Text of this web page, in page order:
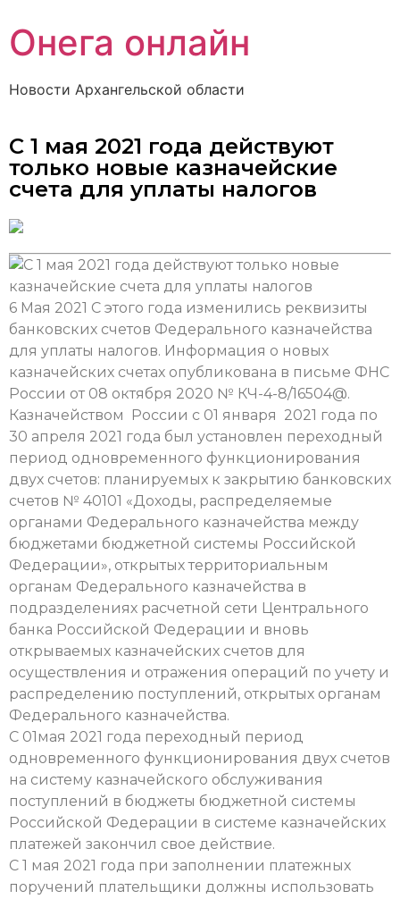
Онега онлайн
Новости Архангельской области
С 1 мая 2021 года действуют
только новые казначейские
счета для уплаты налогов
6 Мая 2021 С этого года изменились реквизиты
банковских счетов Федерального казначейства
для уплаты налогов. Информация о новых
казначейских счетах опубликована в письме ФНС
России от 08 октября 2020 № КЧ-4-8/16504@.
Казначейством России с 01 января 2021 года по
30 апреля 2021 года был установлен переходный
период одновременного функционирования
двух счетов: планируемых к закрытию банковских
счетов № 40101 «Доходы, распределяемые
органами Федерального казначейства между
бюджетами бюджетной системы Российской
Федерации», открытых территориальным
органам Федерального казначейства в
подразделениях расчетной сети Центрального
банка Российской Федерации и вновь
открываемых казначейских счетов для
осуществления и отражения операций по учету и
распределению поступлений, открытых органам
Федерального казначейства.
С 01мая 2021 года переходный период
одновременного функционирования двух счетов
на систему казначейского обслуживания
поступлений в бюджеты бюджетной системы
Российской Федерации в системе казначейских
платежей закончил свое действие.
С 1 мая 2021 года при заполнении платежных
поручений плательщики должны использовать